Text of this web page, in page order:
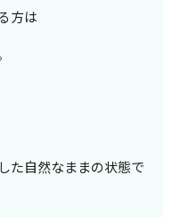
方は
た自然なままの状態で